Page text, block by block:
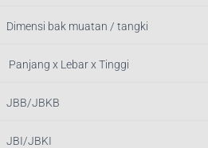
Dimensi bak muatan / tangki
Panjang x Lebar x Tinggi
JBB/JBKB
JBI/JBKI